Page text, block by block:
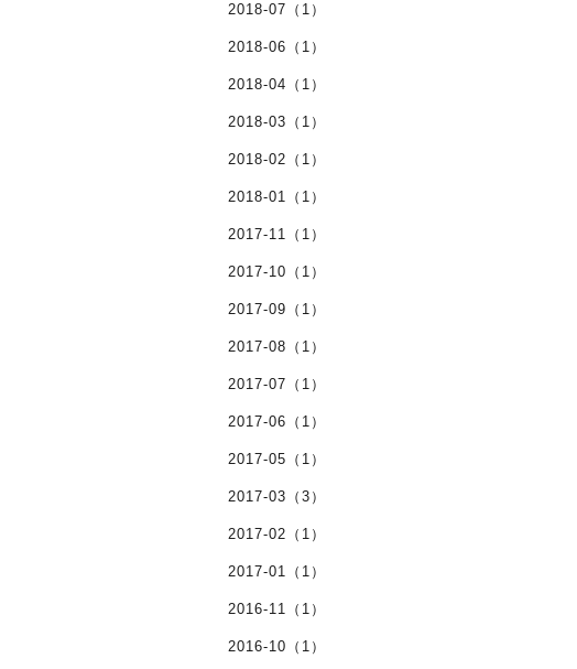
2018-07（1）
2018-06（1）
2018-04（1）
2018-03（1）
2018-02（1）
2018-01（1）
2017-11（1）
2017-10（1）
2017-09（1）
2017-08（1）
2017-07（1）
2017-06（1）
2017-05（1）
2017-03（3）
2017-02（1）
2017-01（1）
2016-11（1）
2016-10（1）